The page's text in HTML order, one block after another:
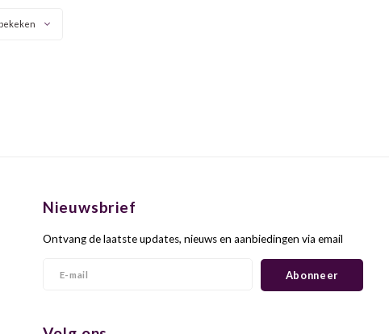
Nieuwsbrief
Ontvang de laatste updates, nieuws en aanbiedingen via email
Abonneer